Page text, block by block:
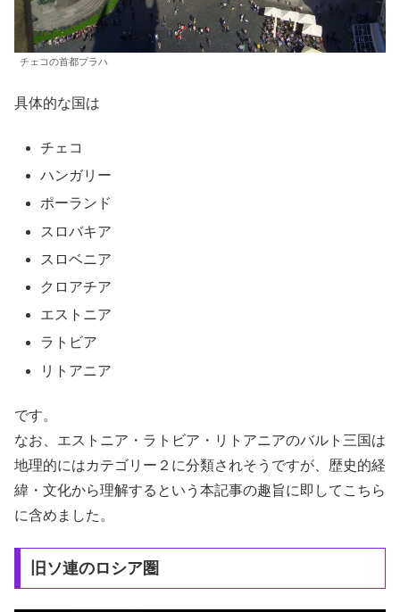
チェコの首都プラハ
具体的な国は
チェコ
ハンガリー
ポーランド
スロバキア
スロベニア
クロアチア
エストニア
ラトビア
リトアニア
です。
なお、エストニア・ラトビア・リトアニアのバルト三国は
地理的にはカテゴリー２に分類されそうですが、歴史的経
緯・文化から理解するという本記事の趣旨に即してこちら
に含めました。
旧ソ連のロシア圏